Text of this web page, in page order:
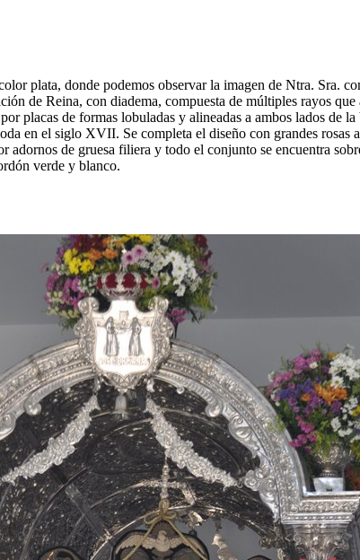
plata, donde podemos observar la imagen de Ntra. Sra.
de Reina, con diadema, compuesta de múltiples rayos
placas de formas lobuladas y alineadas a ambos lados
en el siglo XVII. Se completa el diseño con grandes rosas
adornos de gruesa filiera y todo el conjunto se encuentra
verde y blanco.